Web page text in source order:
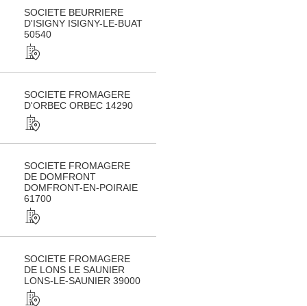
SOCIETE BEURRIERE
D'ISIGNY ISIGNY-LE-BUAT
50540
SOCIETE FROMAGERE
D'ORBEC ORBEC 14290
SOCIETE FROMAGERE
DE DOMFRONT
DOMFRONT-EN-POIRAIE
61700
SOCIETE FROMAGERE
DE LONS LE SAUNIER
LONS-LE-SAUNIER 39000